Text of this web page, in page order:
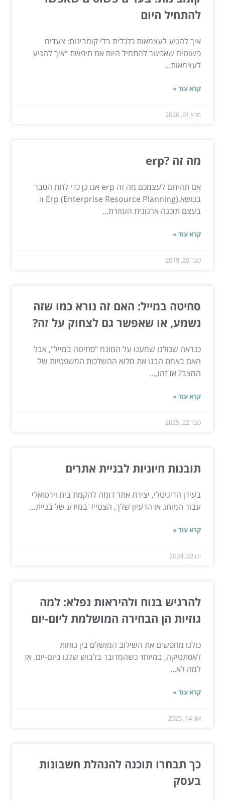
להתחיל היום
איך להגיע לעצמאות כלכלית בלי קומבינות: צעדים
פשוטים שאפשר להתחיל היום אם חיפשת ״איך להגיע
לעצמאות...
קרא עוד »
מרץ 01, 2026
מה זה ?erp
אם תהיתם לעצמכם מה זה erp אנו כן כדי לתת הסבר
בנושא.Erp (Enterprise Resource Planning) זו
בעצם תוכנה ארגונית העוזרת...
קרא עוד »
פבר 20, 2019
סחיטה במייל: האם זה נורא כמו שזה
נשמע, או שאפשר גם לצחוק על זה?
כנראה שכולנו שמענו על המונח "סחיטה במייל", אבל
האם באמת הבנו את מלוא ההשלכות המשפטיות של
המצב? אז זהו,...
קרא עוד »
פבר 22, 2025
תובנות חיוניות לבניית אתרים
בעידן הדיגיטלי, יצירת אתר דומה להקמת בית וירטואלי
עבור המותג או הרעיון שלך, הצטייד במידע של בניית...
קרא עוד »
ינו 02, 2024
להרגיש בנוח ולהיראות נפלא: למה
גוזיות הן הבחירה המושלמת ליום-יום
כולנו מחפשים את השילוב המושלם בין נוחות
לאסתטיקה, במיוחד כשהמדובר בלבוש שלנו ביום-יום. אז
למה לא...
קרא עוד »
אוג 14, 2025
כך תבחרו תוכנה להנהלת חשבונות
בעסק